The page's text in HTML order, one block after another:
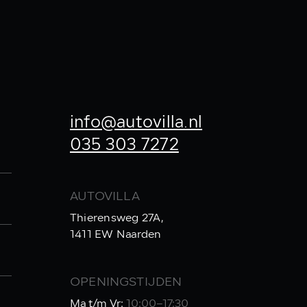
info@autovilla.nl
035 303 7272
AUTOVILLA
Thierensweg 27A,
1411 EW Naarden
OPENINGSTIJDEN
Ma t/m Vr: 10:00–17:30